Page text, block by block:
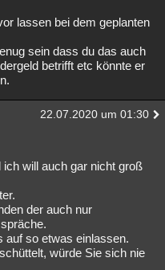
lassen bei dem geplanten
sein dass du das auch
betrifft etc könnte er
22.07.2020 um 01:30
will auch gar nicht groß
der auch nur
auf so etwas einlassen.
würde Sie sich nie